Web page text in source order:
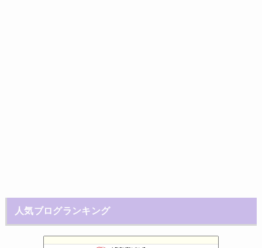
人気ブログランキング